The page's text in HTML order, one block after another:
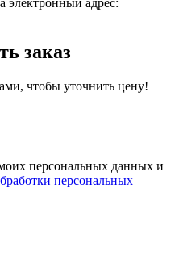
заказ
чтобы уточнить цену!
персональных данных и
персональных